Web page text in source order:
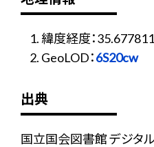
緯度経度：
GeoLOD：6S20cw
出典
国立国会図書館 デジタル